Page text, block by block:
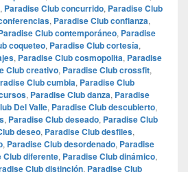
, Paradise Club concurrido, Paradise Club
, Paradise Club confianza,
Club contemporáneo, Paradise
coqueteo, Paradise Club cortesía,
, Paradise Club cosmopolita, Paradise
Club creativo, Paradise Club crossfit,
Club cumbia, Paradise Club
, Paradise Club danza, Paradise
Del Valle, Paradise Club descubierto,
, Paradise Club deseado, Paradise Club
deseo, Paradise Club desfiles,
, Paradise Club desordenado, Paradise
Club diferente, Paradise Club dinámico,
Club distinción, Paradise Club